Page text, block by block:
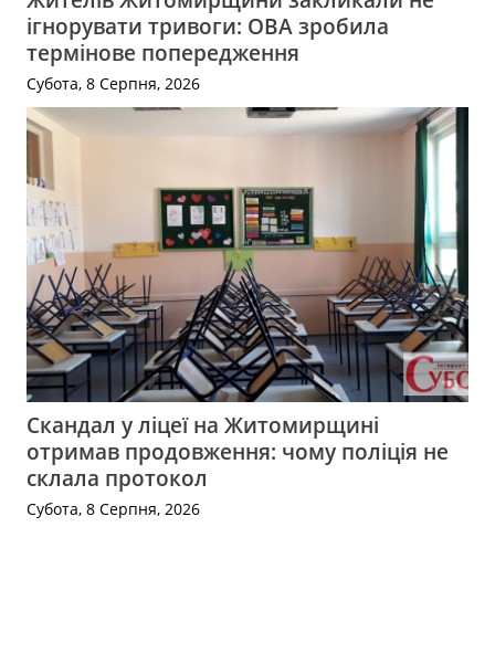
ігнорувати тривоги: ОВА зробила
термінове попередження
Субота, 8 Серпня, 2026
Скандал у ліцеї на Житомирщині
отримав продовження: чому поліція не
склала протокол
Субота, 8 Серпня, 2026